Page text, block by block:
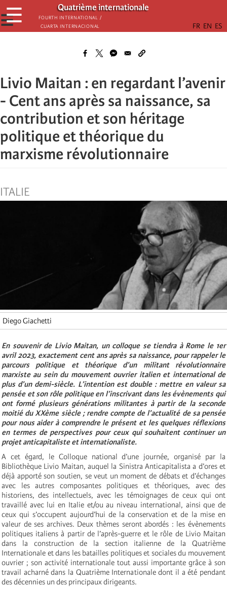
Aller
au
contenu
Quatrième internationale
Fourth International /
Cuarta Internacional
☰
☰
Livio Maitan : en regardant l’avenir
- Cent ans après sa naissance, sa
contribution et son héritage
politique et théorique du
marxisme révolutionnaire
ITALIE
Diego Giachetti
En souvenir de Livio Maitan, un colloque se tiendra à Rome le 1er
avril 2023, exactement cent ans après sa naissance, pour rappeler le
parcours politique et théorique d’un militant révolutionnaire
marxiste au sein du mouvement ouvrier italien et international de
plus d’un demi-siècle. L’intention est double : mettre en valeur sa
pensée et son rôle politique en l’inscrivant dans les évènements qui
ont formé plusieurs générations militantes à partir de la seconde
moitié du XXème siècle ; rendre compte de l’actualité de sa pensée
pour nous aider à comprendre le présent et les quelques réflexions
en termes de perspectives pour ceux qui souhaitent continuer un
projet anticapitaliste et internationaliste.
A cet égard, le Colloque national d’une journée, organisé par la
Bibliothèque Livio Maitan, auquel la Sinistra Anticapitalista a d’ores et
déjà apporté son soutien, se veut un moment de débats et d’échanges
avec les autres composantes politiques et théoriques, avec des
historiens, des intellectuels, avec les témoignages de ceux qui ont
travaillé avec lui en Italie et/ou au niveau international, ainsi que de
ceux qui s’occupent aujourd’hui de la conservation et de la mise en
valeur de ses archives. Deux thèmes seront abordés : les évènements
politiques italiens à partir de l’après-guerre et le rôle de Livio Maitan
dans la construction de la section italienne de la Quatrième
Internationale et dans les batailles politiques et sociales du mouvement
ouvrier ; son activité internationale tout aussi importante grâce à son
travail acharné dans la Quatrième Internationale dont il a été pendant
des décennies un des principaux dirigeants.